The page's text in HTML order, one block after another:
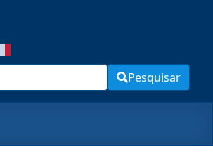
Pesquisar